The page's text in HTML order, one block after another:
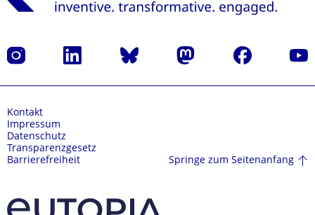
Instagram LinkedIn Bluesky Mastodon Facebook
Kontakt
Impressum
Datenschutz
Transparenzgesetz
Barrierefreiheit
Springe zum Seitenanfang